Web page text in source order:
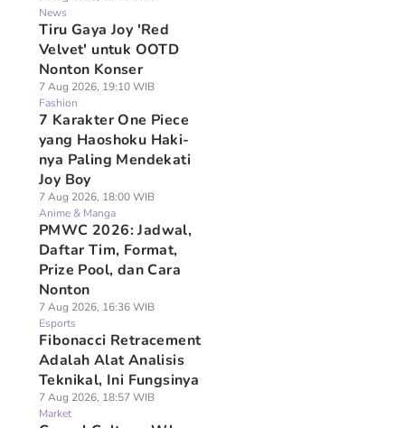
News
Tiru Gaya Joy 'Red
Velvet' untuk OOTD
Nonton Konser
7 Aug 2026, 19:10 WIB
Fashion
7 Karakter One Piece
yang Haoshoku Haki-
nya Paling Mendekati
Joy Boy
7 Aug 2026, 18:00 WIB
Anime & Manga
PMWC 2026: Jadwal,
Daftar Tim, Format,
Prize Pool, dan Cara
Nonton
7 Aug 2026, 16:36 WIB
Esports
Fibonacci Retracement
Adalah Alat Analisis
Teknikal, Ini Fungsinya
7 Aug 2026, 18:57 WIB
Market